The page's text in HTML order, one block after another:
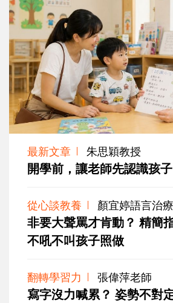
最新文章 朱思穎教授
開學前，讓老師先認識孩子
從心談教養 顏宜婷語言治
非要大聲罵才肯動？ 精簡
不吼不叫孩子照做
翻轉學習力 張偉萍老師
寫字沒力喊累？ 姿勢不對